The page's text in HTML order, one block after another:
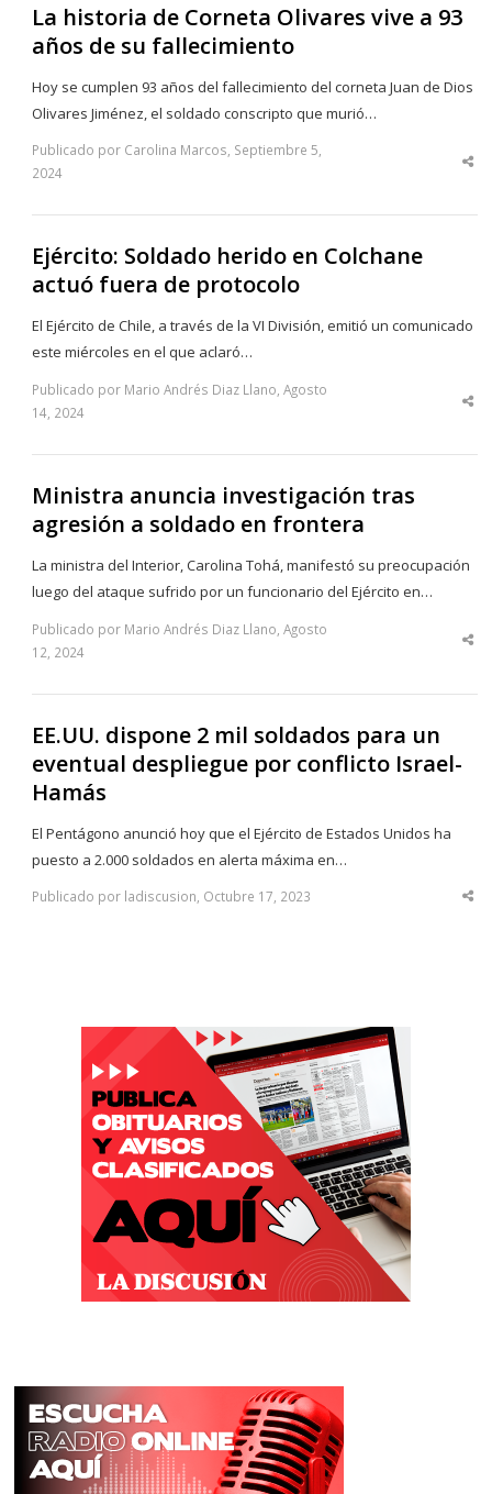
La historia de Corneta Olivares vive a 93
años de su fallecimiento
Hoy se cumplen 93 años del fallecimiento del corneta Juan de Dios
Olivares Jiménez, el soldado conscripto que murió…
Publicado por Carolina Marcos, Septiembre 5,
2024
Ejército: Soldado herido en Colchane
actuó fuera de protocolo
El Ejército de Chile, a través de la VI División, emitió un comunicado
este miércoles en el que aclaró…
Publicado por Mario Andrés Diaz Llano, Agosto
14, 2024
Ministra anuncia investigación tras
agresión a soldado en frontera
La ministra del Interior, Carolina Tohá, manifestó su preocupación
luego del ataque sufrido por un funcionario del Ejército en…
Publicado por Mario Andrés Diaz Llano, Agosto
12, 2024
EE.UU. dispone 2 mil soldados para un
eventual despliegue por conflicto Israel-
Hamás
El Pentágono anunció hoy que el Ejército de Estados Unidos ha
puesto a 2.000 soldados en alerta máxima en…
Publicado por ladiscusion, Octubre 17, 2023